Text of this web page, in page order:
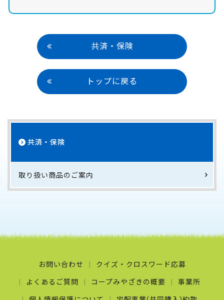
共済・保険
トップに戻る
共済・保険
取り扱い商品のご案内
お問い合わせ クイズ・クロスワード応募
よくあるご質問 コープみやざきの概要 事業所